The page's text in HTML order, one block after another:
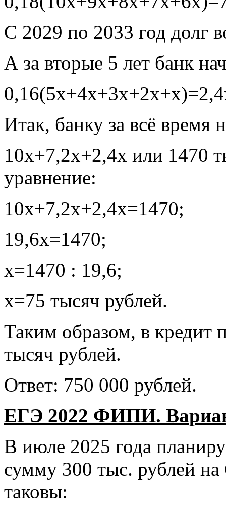
С 2029 по 2033 год долг
А за вторые 5 лет банк
Итак, банку за всё время
10х+7,2х+2,4х или 1470
уравнение:
10х+7,2х+2,4х=1470;
19,6х=1470;
х=1470 : 19,6;
х=75 тысяч рублей.
Таким образом, в кредит
тысяч рублей.
Ответ: 750 000 рублей.
ЕГЭ 2022 ФИПИ.
В июле 2025 года
сумму 300 тыс. рублей на
таковы: